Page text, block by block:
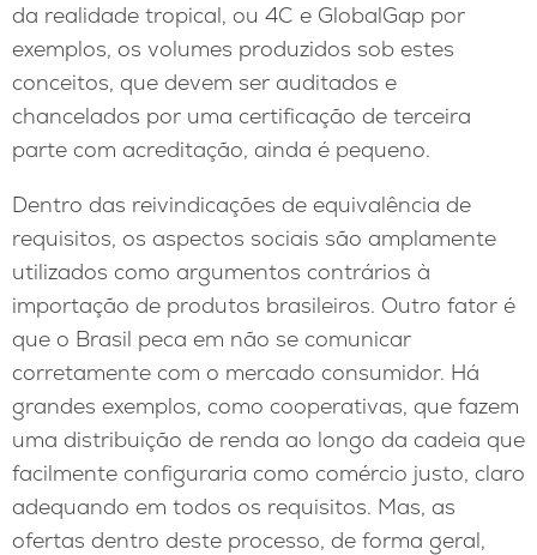
da realidade tropical, ou 4C e GlobalGap por
exemplos, os volumes produzidos sob estes
conceitos, que devem ser auditados e
chancelados por uma certificação de terceira
parte com acreditação, ainda é pequeno.
Dentro das reivindicações de equivalência de
requisitos, os aspectos sociais são amplamente
utilizados como argumentos contrários à
importação de produtos brasileiros. Outro fator é
que o Brasil peca em não se comunicar
corretamente com o mercado consumidor. Há
grandes exemplos, como cooperativas, que fazem
uma distribuição de renda ao longo da cadeia que
facilmente configuraria como comércio justo, claro
adequando em todos os requisitos. Mas, as
ofertas dentro deste processo, de forma geral,